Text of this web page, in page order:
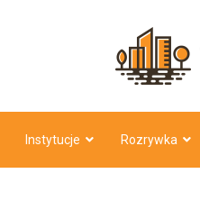
Instytucje Rozrywka